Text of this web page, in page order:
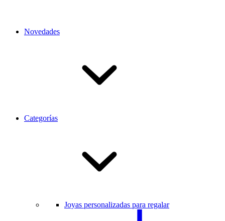
Novedades
Categorías
Joyas personalizadas para regalar